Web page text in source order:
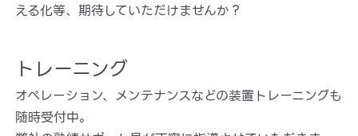
える化等、期待していただけませんか？
トレーニング
オペレーション、メンテナンスなどの装置トレーニングも
随時受付中。